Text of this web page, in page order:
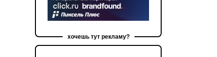
хочешь тут рекламу?